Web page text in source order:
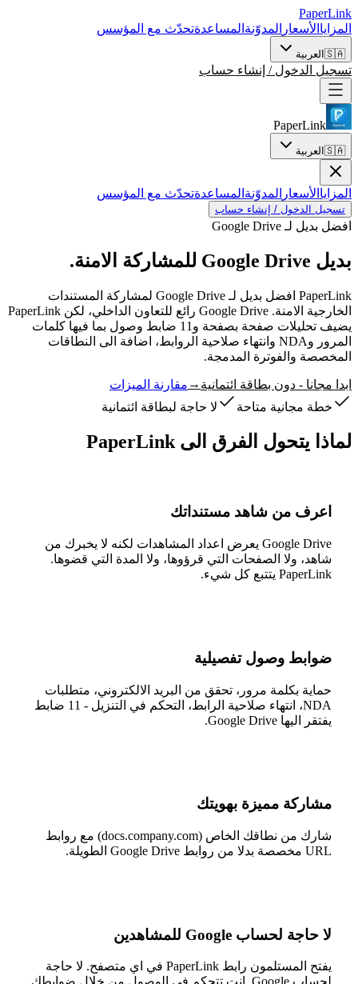
PaperLink
المزايا الأسعار المدوّنة المساعدةتحدّث مع المؤسس
🇸🇦 العربية
تسجيل الدخول / إنشاء حساب
PaperLink
🇸🇦 العربية
المزايا الأسعار المدوّنة المساعدةتحدّث مع المؤسس
تسجيل الدخول / إنشاء حساب
افضل بديل لـ Google Drive
بديل Google Drive للمشاركة الامنة.
PaperLink افضل بديل لـ Google Drive لمشاركة المستندات
الخارجية الامنة. Google Drive رائع للتعاون الداخلي، لكن PaperLink
يضيف تحليلات صفحة بصفحة و11 ضابط وصول بما فيها كلمات
المرور وNDA وانتهاء صلاحية الروابط، اضافة الى النطاقات
المخصصة والفوترة المدمجة.
ابدا مجانا - دون بطاقة ائتمانية → مقارنة الميزات
خطة مجانية متاحة
لا حاجة لبطاقة ائتمانية
لماذا يتحول الفرق الى PaperLink
اعرف من شاهد مستنداتك
Google Drive يعرض اعداد المشاهدات لكنه لا يخبرك من
شاهد، ولا الصفحات التي قرؤوها، ولا المدة التي قضوها.
PaperLink يتتبع كل شيء.
ضوابط وصول تفصيلية
حماية بكلمة مرور، تحقق من البريد الالكتروني، متطلبات
NDA، انتهاء صلاحية الرابط، التحكم في التنزيل - 11 ضابط
يفتقر اليها Google Drive.
مشاركة مميزة بهويتك
شارك من نطاقك الخاص (docs.company.com) مع روابط
URL مخصصة بدلا من روابط Google Drive الطويلة.
لا حاجة لحساب Google للمشاهدين
يفتح المستلمون رابط PaperLink في اي متصفح. لا حاجة